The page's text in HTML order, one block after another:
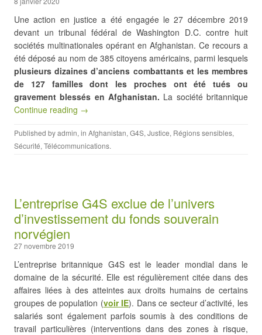
Une action en justice a été engagée le 27 décembre 2019
devant un tribunal fédéral de Washington D.C. contre huit
sociétés multinationales opérant en Afghanistan. Ce recours a
été déposé au nom de 385 citoyens américains, parmi lesquels
plusieurs dizaines d’anciens combattants et les membres
de 127 familles dont les proches ont été tués ou
gravement blessés en Afghanistan. La société britannique
Continue reading →
Published byadmin, in Afghanistan, G4S, Justice, Régions sensibles,
Sécurité, Télécommunications.
L’entreprise G4S exclue de l’univers
d’investissement du fonds souverain
norvégien
27 novembre 2019
L’entreprise britannique G4S est le leader mondial dans le
domaine de la sécurité. Elle est régulièrement citée dans des
affaires liées à des atteintes aux droits humains de certains
groupes de population (voir IE). Dans ce secteur d’activité, les
salariés sont également parfois soumis à des conditions de
travail particulières (interventions dans des zones à risque,